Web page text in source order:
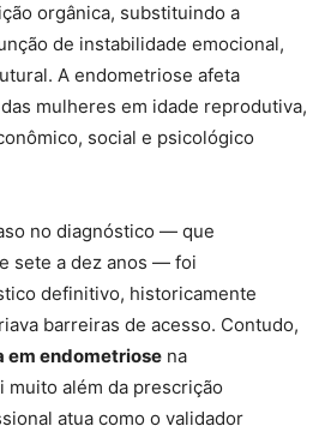
orgânica, substituindo a
de instabilidade emocional,
A endometriose afeta
mulheres em idade reprodutiva,
social e psicológico
no diagnóstico — que
sete a dez anos — foi
definitivo, historicamente
barreiras de acesso. Contudo,
em endometriose na
muito além da prescrição
atua como o validador